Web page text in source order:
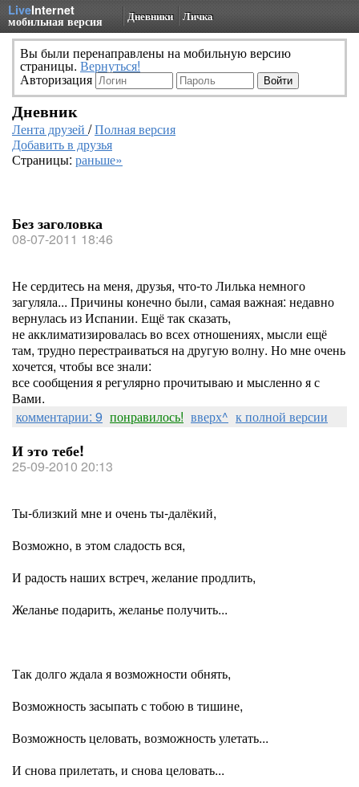
LiveInternet
мобильная версия Дневники Личка
Вы были перенаправлены на мобильную версию
страницы. Вернуться!
Авторизация
Дневник
Лента друзей /Полная версия
Добавить в друзья
Страницы: раньше»
Без заголовка
08-07-2011 18:46
Не сердитесь на меня, друзья, что-то Лилька немного
загуляла... Причины конечно были, самая важная: недавно
вернулась из Испании. Ещё так сказать,
не акклиматизировалась во всех отношениях, мысли ещё
там, трудно перестраиваться на другую волну. Но мне очень
хочется, чтобы все знали:
все сообщения я регулярно прочитываю и мысленно я с
Вами.
комментарии: 9 понравилось! вверх^ к полной версии
И это тебе!
25-09-2010 20:13
Ты-близкий мне и очень ты-далёкий,
Возможно, в этом сладость вся,
И радость наших встреч, желание продлить,
Желанье подарить, желанье получить...
Так долго ждала я возможности обнять,
Возможность засыпать с тобою в тишине,
Возможность целовать, возможность улетать...
И снова прилетать, и снова целовать...